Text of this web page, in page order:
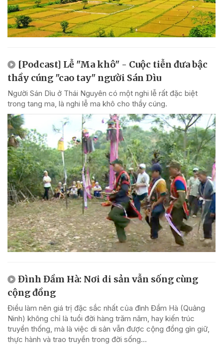
[Podcast] Lễ "Ma khô" - Cuộc tiễn đưa bậc
thầy cúng "cao tay" người Sán Dìu
Người Sán Dìu ở Thái Nguyên có một nghi lễ rất đặc biệt
trong tang ma, là nghi lễ ma khô cho thầy cúng.
Đình Đầm Hà: Nơi di sản vẫn sống cùng
cộng đồng
Điều làm nên giá trị đặc sắc nhất của đình Đầm Hà (Quảng
Ninh) không chỉ là tuổi đời hàng trăm năm, hay kiến trúc
truyền thống, mà là việc di sản vẫn được cộng đồng gìn giữ,
thực hành và trao truyền trong đời sống...